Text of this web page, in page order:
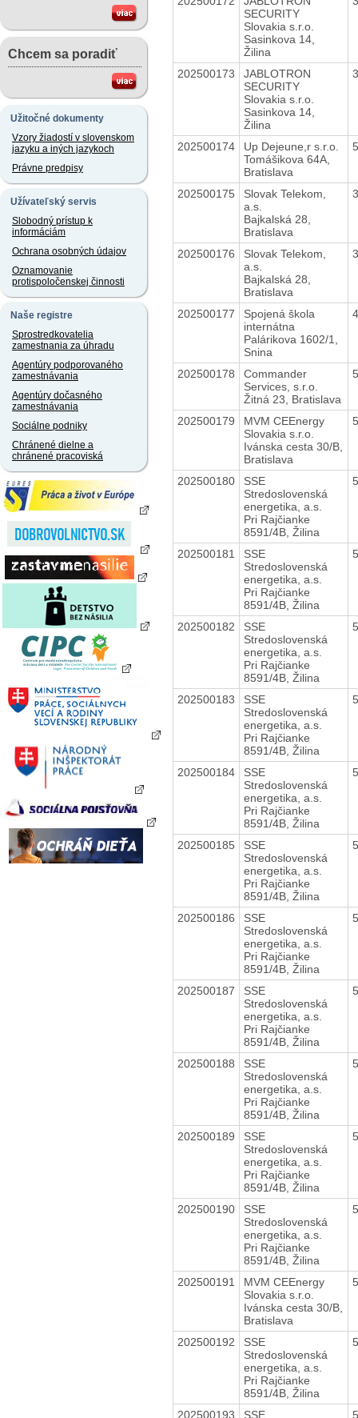
Chcem sa poradiť
Užitočné dokumenty
Vzory žiadostí v slovenskom
jazyku a iných jazykoch
Právne predpisy
Užívateľský servis
Slobodný prístup k
informáciám
Ochrana osobných údajov
Oznamovanie
protispoločenskej činnosti
Naše registre
Sprostredkovatelia
zamestnania za úhradu
Agentúry podporovaného
zamestnávania
Agentúry dočasného
zamestnávania
Sociálne podniky
Chránené dielne a
chránené pracoviská
SECURITY
Slovakia s.r.o.
Sasinkova 14,
Žilina
202500173
JABLOTRON
SECURITY
Slovakia s.r.o.
Sasinkova 14,
Žilina
202500174
Up Dejeune,r s.r.o.
Tomášikova 64A,
Bratislava
202500175
Slovak Telekom,
a.s.
Bajkalská 28,
Bratislava
202500176
Slovak Telekom,
a.s.
Bajkalská 28,
Bratislava
202500177
Spojená škola
internátna
Palárikova 1602/1,
Snina
202500178
Commander
Services, s.r.o.
Žitná 23, Bratislava
202500179
MVM CEEnergy
Slovakia s.r.o.
Ivánska cesta 30/B,
Bratislava
202500180
SSE
Stredoslovenská
energetika, a.s.
Pri Rajčianke
8591/4B, Žilina
202500181
SSE
Stredoslovenská
energetika, a.s.
Pri Rajčianke
8591/4B, Žilina
202500182
SSE
Stredoslovenská
energetika, a.s.
Pri Rajčianke
8591/4B, Žilina
202500183
SSE
Stredoslovenská
energetika, a.s.
Pri Rajčianke
8591/4B, Žilina
202500184
SSE
Stredoslovenská
energetika, a.s.
Pri Rajčianke
8591/4B, Žilina
202500185
SSE
Stredoslovenská
energetika, a.s.
Pri Rajčianke
8591/4B, Žilina
202500186
SSE
Stredoslovenská
energetika, a.s.
Pri Rajčianke
8591/4B, Žilina
202500187
SSE
Stredoslovenská
energetika, a.s.
Pri Rajčianke
8591/4B, Žilina
202500188
SSE
Stredoslovenská
energetika, a.s.
Pri Rajčianke
8591/4B, Žilina
202500189
SSE
Stredoslovenská
energetika, a.s.
Pri Rajčianke
8591/4B, Žilina
202500190
SSE
Stredoslovenská
energetika, a.s.
Pri Rajčianke
8591/4B, Žilina
202500191
MVM CEEnergy
Slovakia s.r.o.
Ivánska cesta 30/B,
Bratislava
202500192
SSE
Stredoslovenská
energetika, a.s.
Pri Rajčianke
8591/4B, Žilina
202500193 SSE